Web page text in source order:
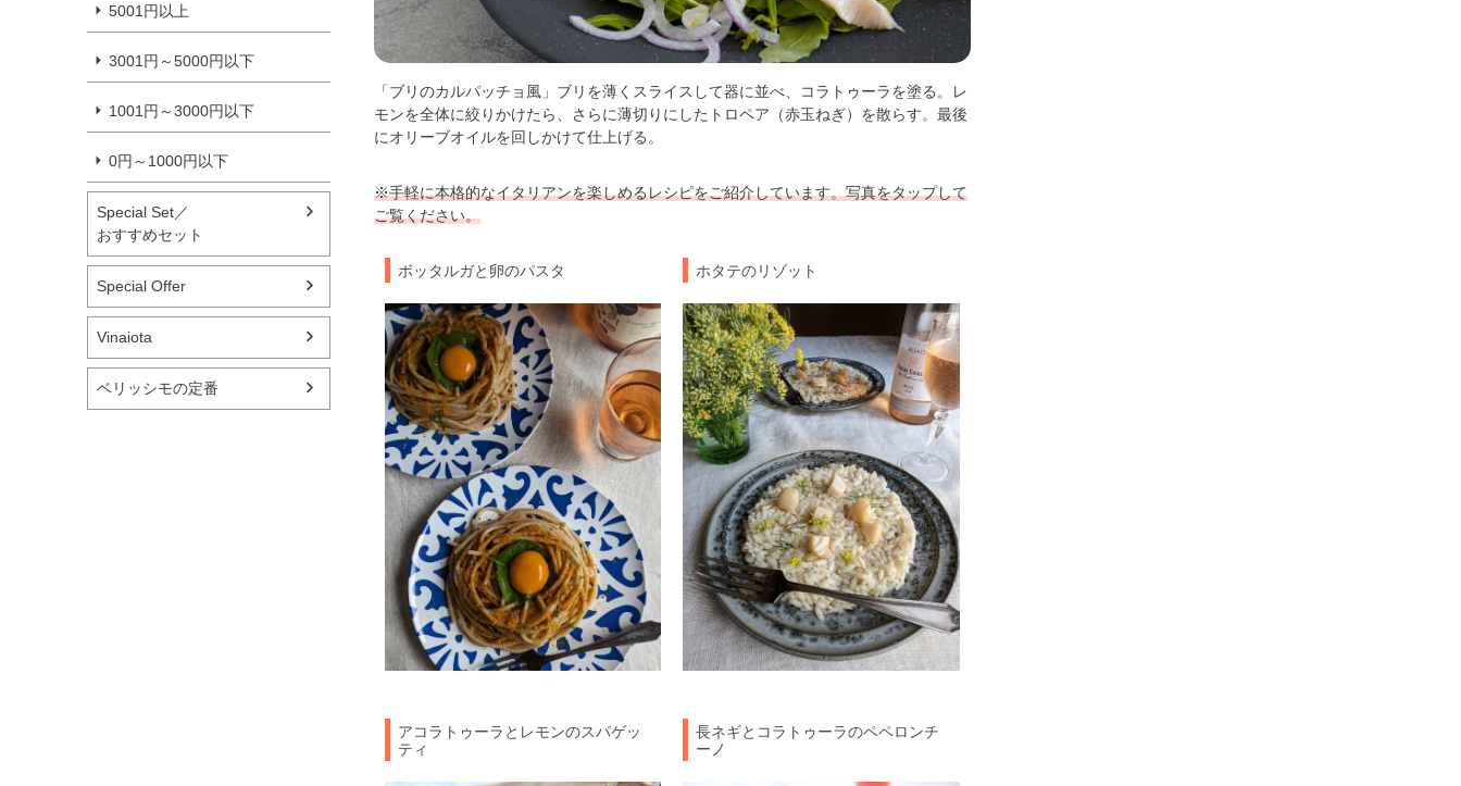
5001円以上
3001円～5000円以下
1001円～3000円以下
0円～1000円以下
Special Set／
おすすめセット
Special Offer
Vinaiota
ベリッシモの定番
「ブリのカルパッチョ風」ブリを薄くスライスして器に並べ、コラトゥーラを塗る。レ
モンを全体に絞りかけたら、さらに薄切りにしたトロペア（赤玉ねぎ）を散らす。最後
にオリーブオイルを回しかけて仕上げる。
※手軽に本格的なイタリアンを楽しめるレシピをご紹介しています。写真をタップして
ご覧ください。
ボッタルガと卵のパスタ ホタテのリゾット
アコラトゥーラとレモンのスパゲッ
ティ
長ネギとコラトゥーラのペペロンチ
ーノ